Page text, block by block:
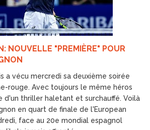
NOUVELLE "PREMIÈRE" POUR
a vécu mercredi sa deuxième soirée
rouge. Avec toujours le même héros
d'un thriller haletant et surchauffé. Voilà
en quart de finale de l'European
face au 20e mondial espagnol